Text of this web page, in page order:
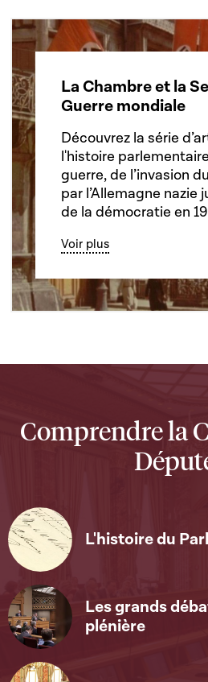
La Chambre et la
Guerre mondiale
Découvrez la série
l'histoire
guerre, de l’invasion
par l’Allemagne nazie
de la démocratie en
Voir plus
Comprendre la
L'histoire du
Les grands
plénière